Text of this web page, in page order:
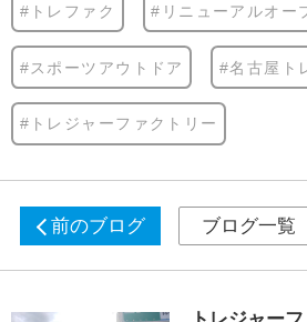
#トレファク #リニューアルオー
#スポーツアウトドア #名古屋ト
#トレジャーファクトリー
前のブログ ブログ一覧